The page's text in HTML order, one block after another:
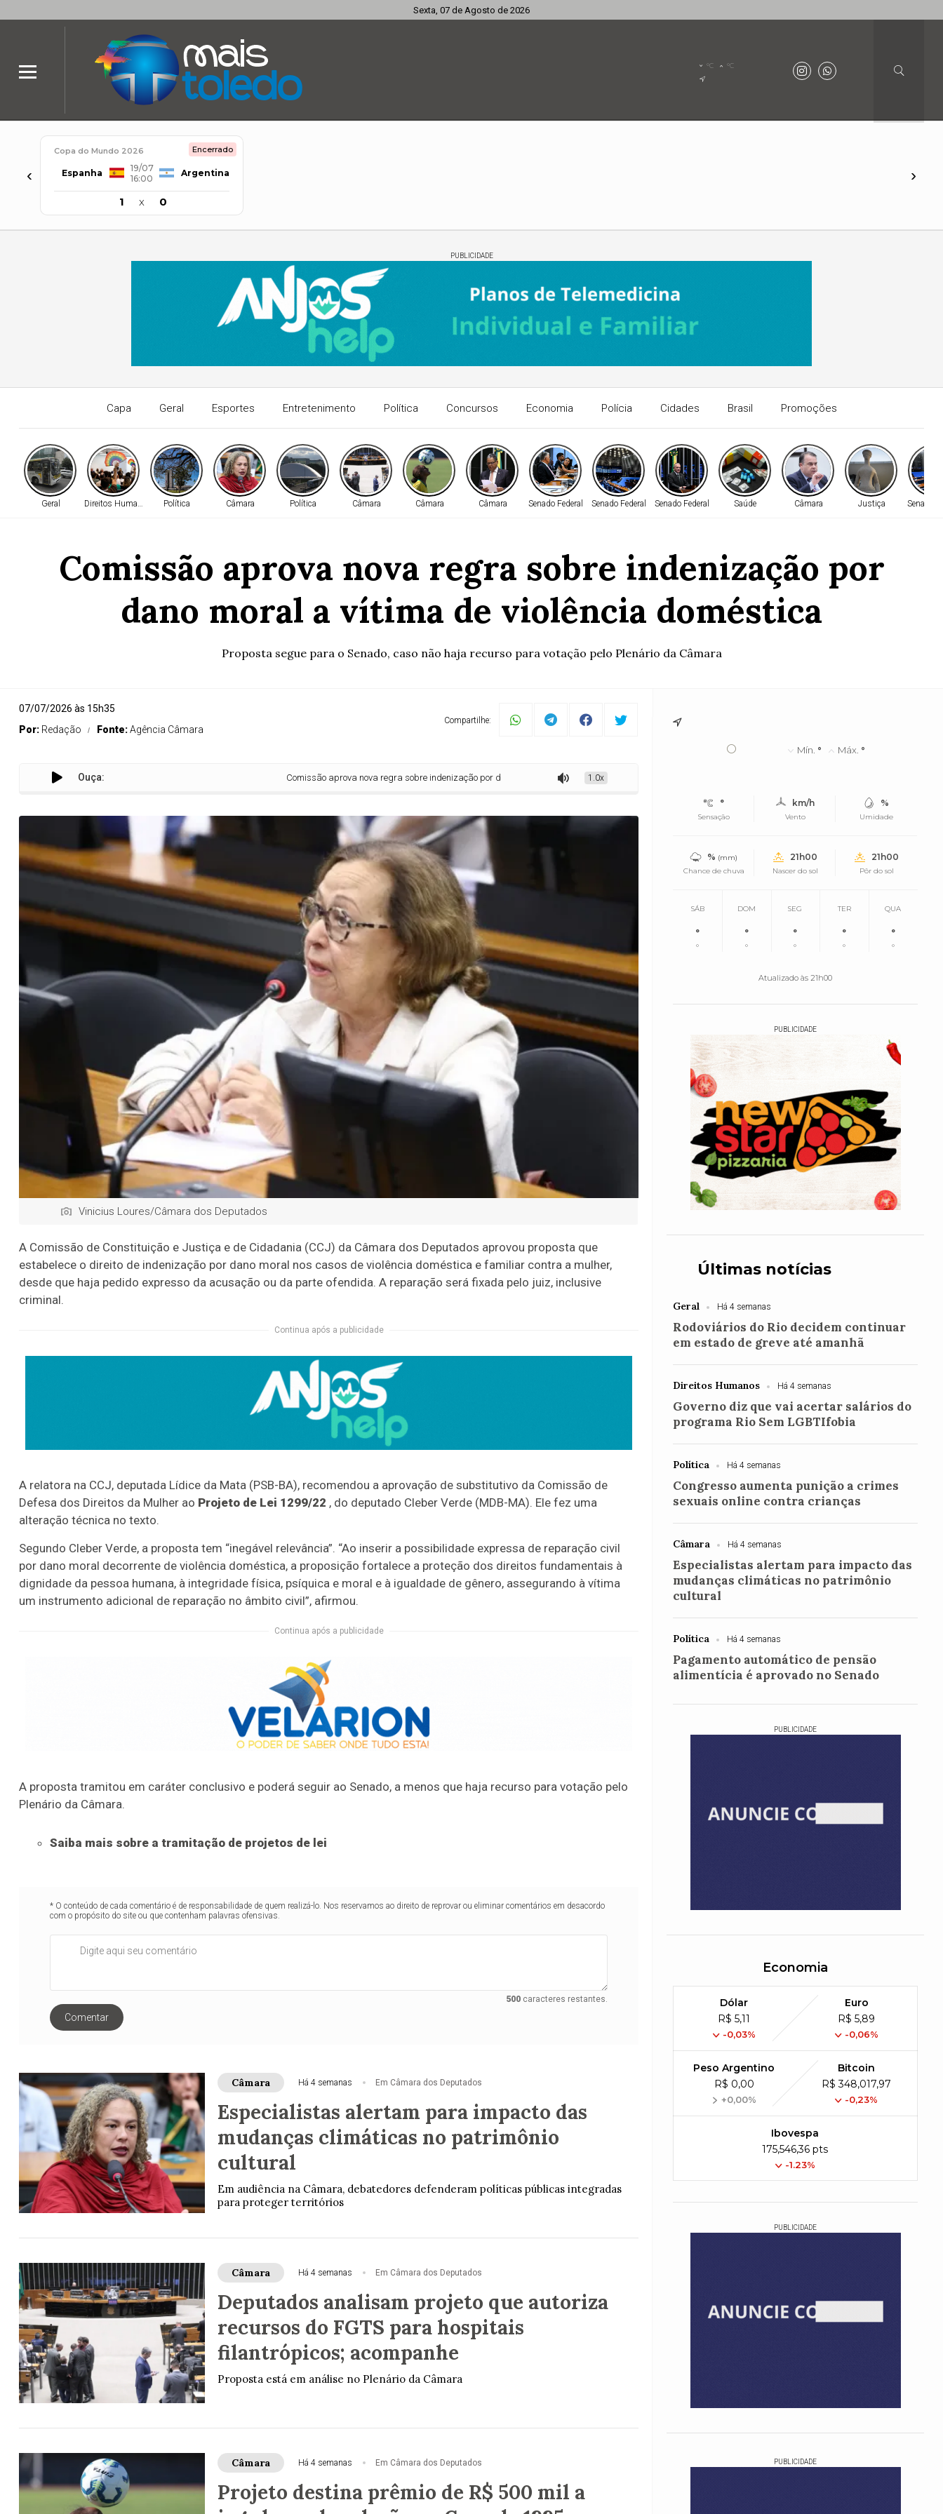
Sexta, 07 de Agosto de 2026
°C °C
‹
Copa do Mundo 2026 Encerrado
Espanha
19/07
16:00
Argentina
1 x 0
›
PUBLICIDADE
Capa Geral Esportes Entretenimento Política Concursos Economia Polícia Cidades Brasil Promoções
Geral Direitos Humanos Política Câmara Política Câmara Câmara Câmara Senado Federal Senado Federal Senado Federal Saúde Câmara Justiça Senado
Comissão aprova nova regra sobre indenização por
dano moral a vítima de violência doméstica
Proposta segue para o Senado, caso não haja recurso para votação pelo Plenário da Câmara
07/07/2026 às 15h35
Por: Redação Fonte:Agência Câmara
Compartilhe:
Ouça: Comissão aprova nova regra sobre indenização por dano moral a vítima de violência doméstica
1.0x
Vinicius Loures/Câmara dos Deputados
A Comissão de Constituição e Justiça e de Cidadania (CCJ) da Câmara dos Deputados aprovou proposta que
estabelece o direito de indenização por dano moral nos casos de violência doméstica e familiar contra a mulher,
desde que haja pedido expresso da acusação ou da parte ofendida. A reparação será fixada pelo juiz, inclusive
criminal.
Continua após a publicidade
A relatora na CCJ, deputada Lídice da Mata (PSB-BA), recomendou a aprovação de substitutivo da Comissão de
Defesa dos Direitos da Mulher ao Projeto de Lei 1299/22 , do deputado Cleber Verde (MDB-MA). Ele fez uma
alteração técnica no texto.
Segundo Cleber Verde, a proposta tem “inegável relevância”. “Ao inserir a possibilidade expressa de reparação civil
por dano moral decorrente de violência doméstica, a proposição fortalece a proteção dos direitos fundamentais à
dignidade da pessoa humana, à integridade física, psíquica e moral e à igualdade de gênero, assegurando à vítima
um instrumento adicional de reparação no âmbito civil”, afirmou.
Continua após a publicidade
A proposta tramitou em caráter conclusivo e poderá seguir ao Senado, a menos que haja recurso para votação pelo
Plenário da Câmara.
Saiba mais sobre a tramitação de projetos de lei
* O conteúdo de cada comentário é de responsabilidade de quem realizá-lo. Nos reservamos ao direito de reprovar ou eliminar comentários em desacordo
com o propósito do site ou que contenham palavras ofensivas.
500caracteres restantes.
Comentar
Câmara Há 4 semanas Em Câmara dos Deputados
Especialistas alertam para impacto das
mudanças climáticas no patrimônio
cultural
Em audiência na Câmara, debatedores defenderam políticas públicas integradas
para proteger territórios
Câmara Há 4 semanas Em Câmara dos Deputados
Deputados analisam projeto que autoriza
recursos do FGTS para hospitais
filantrópicos; acompanhe
Proposta está em análise no Plenário da Câmara
Câmara Há 4 semanas Em Câmara dos Deputados
Projeto destina prêmio de R$ 500 mil a
° Mín. ° Máx. °
°
Sensação
km/h
Vento
%
Umidade
% (mm)
Chance de chuva
21h00
Nascer do sol
21h00
Pôr do sol
SÁB
°
°
DOM
°
°
SEG
°
°
TER
°
°
QUA
°
°
Atualizado às 21h00
PUBLICIDADE
Últimas notícias
Geral Há 4 semanas
Rodoviários do Rio decidem continuar
em estado de greve até amanhã
Direitos Humanos Há 4 semanas
Governo diz que vai acertar salários do
programa Rio Sem LGBTIfobia
Política Há 4 semanas
Congresso aumenta punição a crimes
sexuais online contra crianças
Câmara Há 4 semanas
Especialistas alertam para impacto das
mudanças climáticas no patrimônio
cultural
Política Há 4 semanas
Pagamento automático de pensão
alimentícia é aprovado no Senado
PUBLICIDADE
Economia
Dólar
R$ 5,11
-0,03%
Euro
R$ 5,89
-0,06%
Peso Argentino
R$ 0,00
+0,00%
Bitcoin
R$ 348,017,97
-0,23%
Ibovespa
175,546,36 pts
-1.23%
PUBLICIDADE
PUBLICIDADE